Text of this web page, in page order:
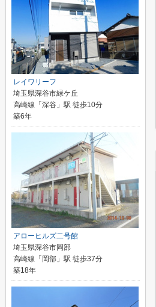
レイワリーフ
埼玉県深谷市緑ケ丘
高崎線「深谷」駅 徒歩10分
築6年
アローヒルズ二号館
埼玉県深谷市岡部
高崎線「岡部」駅 徒歩37分
築18年